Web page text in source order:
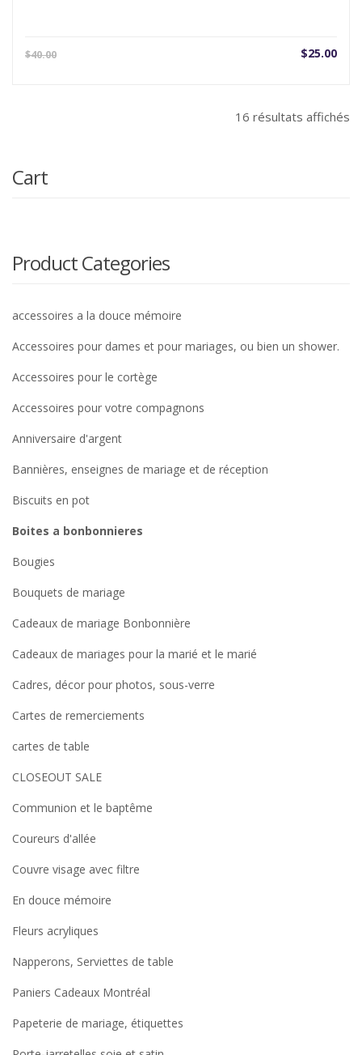
$40.00
Le
$25.00
Le
$25.00.
16 résultats affichés
Cart
Product Categories
accessoires a la douce mémoire
Accessoires pour dames et pour mariages, ou bien un shower.
Accessoires pour le cortège
Accessoires pour votre compagnons
Anniversaire d'argent
Bannières, enseignes de mariage et de réception
Biscuits en pot
Boites a bonbonnieres
Bougies
Bouquets de mariage
Cadeaux de mariage Bonbonnière
Cadeaux de mariages pour la marié et le marié
Cadres, décor pour photos, sous-verre
Cartes de remerciements
cartes de table
CLOSEOUT SALE
Communion et le baptême
Coureurs d'allée
Couvre visage avec filtre
En douce mémoire
Fleurs acryliques
Napperons, Serviettes de table
Paniers Cadeaux Montréal
Papeterie de mariage, étiquettes